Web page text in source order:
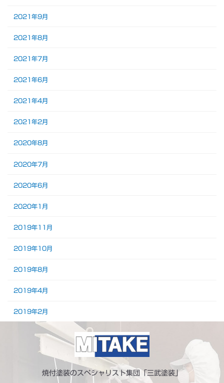
2021年9月
2021年8月
2021年7月
2021年6月
2021年4月
2021年2月
2020年8月
2020年7月
2020年6月
2020年1月
2019年11月
2019年10月
2019年8月
2019年4月
2019年2月
焼付塗装のスペシャリスト集団「三武塗装」